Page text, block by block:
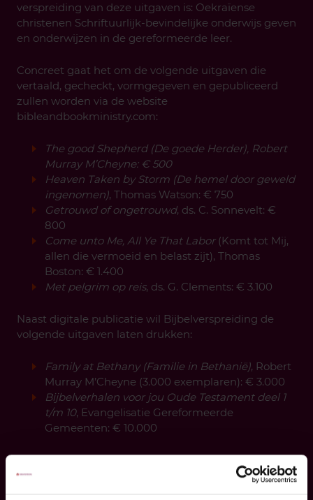
verspreiding van deze uitgaven is: Oekraïense
christenen Schriftuurlijk-bevindelijke onderwijs geven
en onderwijzen in de gereformeerde leer.
Concreet gaat het om de volgende uitgaven die
vertaald, gecheckt, vormgegeven en gepubliceerd
zullen worden via de website
bibleandbookministry.com:
The good Shepherd (De goede Herder), Robert
Murray M’Cheyne: € 500
Heaven Taken by Storm (De hemel door geweld
ingenomen), Thomas Watson: € 750
Getrouwd of ongetrouwd, ds. C. Sonnevelt: €
800
Come unto Me, All Ye That Labor(Komt tot Mij,
allen die vermoeid en belast zijt), Thomas
Boston: € 1.400
Met pelgrim op reis, ds. G. Clements: € 3.100
Naast digitale publicatie wil Bijbelverspreiding de
volgende uitgaven laten drukken:
Family at Bethany (Familie in Bethanië), Robert
Murray M’Cheyne (3.000 exemplaren): € 3.000
Bijbelverhalen voor jou Oude Testament deel 1
t/m 10, Evangelisatie Gereformeerde
Gemeenten: € 10.000
Hoeveel boeken stelt u beschikbaar?